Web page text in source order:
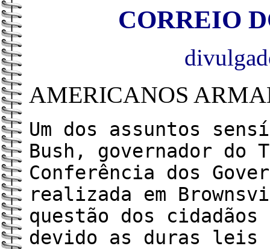
CORREIO
AMERICANOS
Um dos assuntos
Bush, governador do
Conferência dos
realizada em
questão dos cidadãos
devido as duras